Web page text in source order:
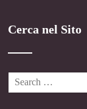
Cerca nel Sito